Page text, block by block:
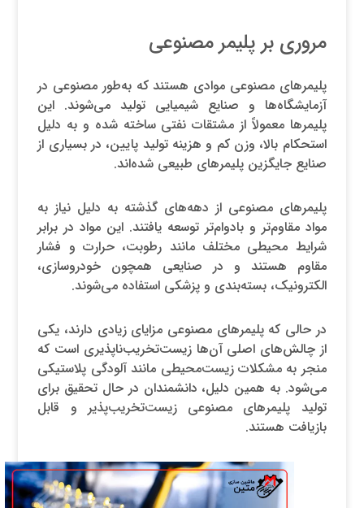
مروری بر پلیمر مصنوعی
پلیمرهای مصنوعی موادی هستند که به‌طور مصنوعی در
آزمایشگاه‌ها و صنایع شیمیایی تولید می‌شوند. این
پلیمرها معمولاً از مشتقات نفتی ساخته شده و به دلیل
استحکام بالا، وزن کم و هزینه تولید پایین، در بسیاری از
صنایع جایگزین پلیمرهای طبیعی شده‌اند.
پلیمرهای مصنوعی از دهه‌های گذشته به دلیل نیاز به
مواد مقاوم‌تر و بادوام‌تر توسعه یافتند. این مواد در برابر
شرایط محیطی مختلف مانند رطوبت، حرارت و فشار
مقاوم هستند و در صنایعی همچون خودروسازی،
الکترونیک، بسته‌بندی و پزشکی استفاده می‌شوند.
در حالی که پلیمرهای مصنوعی مزایای زیادی دارند، یکی
از چالش‌های اصلی آن‌ها زیست‌تخریب‌ناپذیری است که
منجر به مشکلات زیست‌محیطی مانند آلودگی پلاستیکی
می‌شود. به همین دلیل، دانشمندان در حال تحقیق برای
تولید پلیمرهای مصنوعی زیست‌تخریب‌پذیر و قابل
بازیافت هستند.